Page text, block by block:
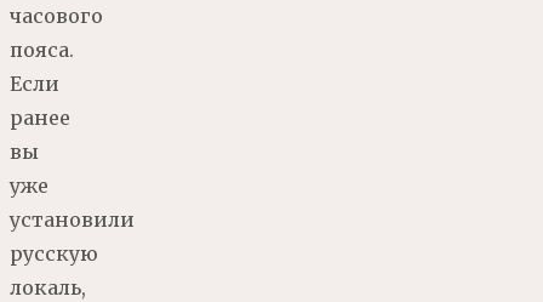
часового
пояса.
Если
ранее
вы
уже
установили
русскую
локаль,